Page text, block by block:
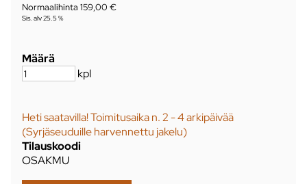
Normaalihinta 159,00 €
Sis. alv 25.5 %
Määrä
kpl
Heti saatavilla! Toimitusaika n. 2 - 4 arkipäivää
(Syrjäseuduille harvennettu jakelu)
Tilauskoodi
OSAKMU